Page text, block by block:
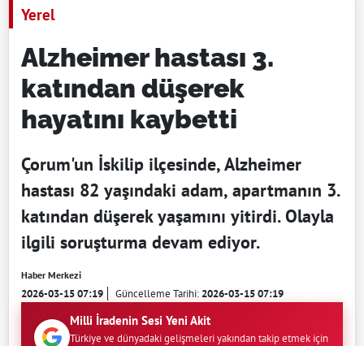
Yerel
Alzheimer hastası 3.
katından düşerek
hayatını kaybetti
Çorum'un İskilip ilçesinde, Alzheimer
hastası 82 yaşındaki adam, apartmanın 3.
katından düşerek yaşamını yitirdi. Olayla
ilgili soruşturma devam ediyor.
Haber Merkezi
2026-03-15 07:19 Güncelleme Tarihi:2026-03-15 07:19
Milli İradenin Sesi Yeni Akit
Türkiye ve dünyadaki gelişmeleri yakından takip etmek için